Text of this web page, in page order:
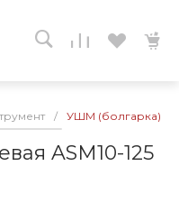
/ УШМ (болгарка)
ASM10-125